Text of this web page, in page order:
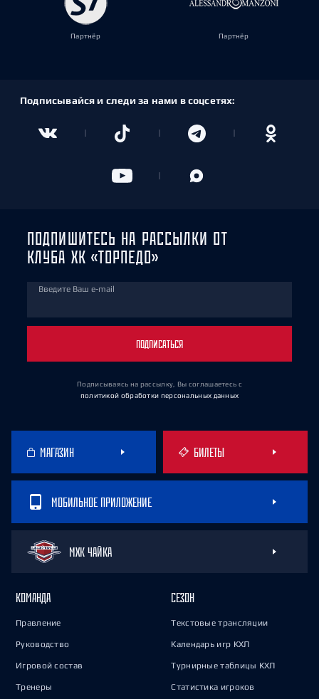
Партнёр Партнёр
Подписывайся и следи за нами в соцсетях:
ПОДПИШИТЕСЬ НА РАССЫЛКИ ОТ
КЛУБА ХК «ТОРПЕДО»
Введите Ваш e-mail
ПОДПИСАТЬСЯ
Подписываясь на рассылку, Вы соглашаетесь с
политикой обработки персональных данных
МАГАЗИН БИЛЕТЫ
МОБИЛЬНОЕ ПРИЛОЖЕНИЕ
МХК ЧАЙКА
КОМАНДА
Правление
Руководство
Игровой состав
Тренеры
СЕЗОН
Текстовые трансляции
Календарь игр КХЛ
Турнирные таблицы КХЛ
Статистика игроков